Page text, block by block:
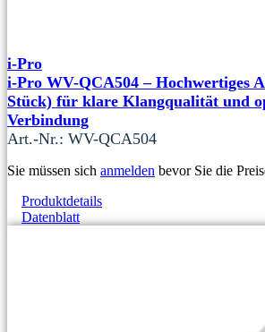
i-Pro
i-Pro WV-QCA504 – Hochwertiges
Stück) für klare Klangqualität und
Verbindung
Art.-Nr.: WV-QCA504
Sie müssen sich anmelden bevor Sie die
Produktdetails
Datenblatt